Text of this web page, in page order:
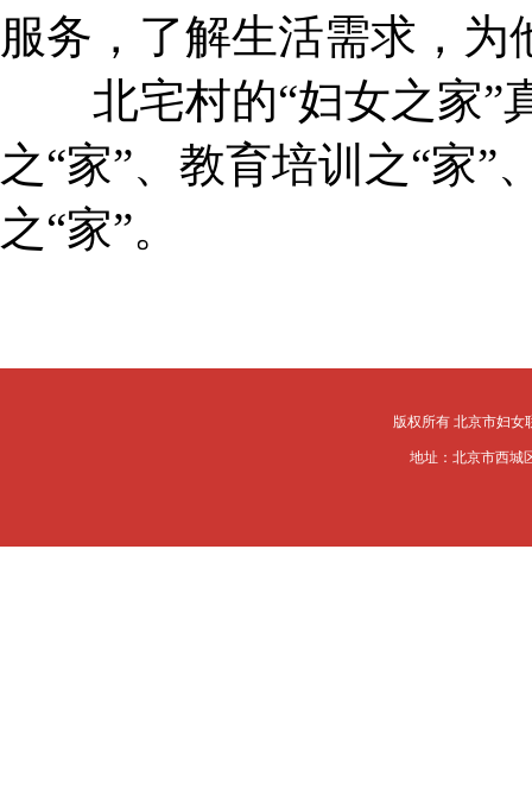
服务，了解生活需求，
北宅村的“妇女之家”
之“家”、教育培训之“家”
之“家”。
版权所有 北京市妇女
地址：北京市西城